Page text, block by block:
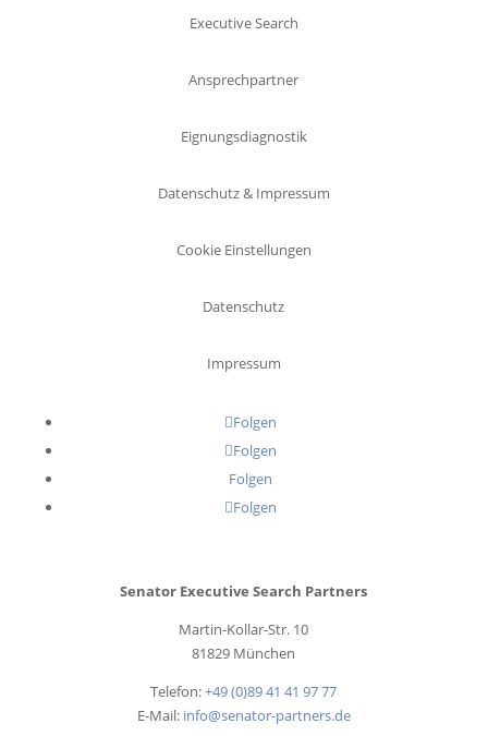
Executive Search
Ansprechpartner
Eignungsdiagnostik
Datenschutz & Impressum
Cookie Einstellungen
Datenschutz
Impressum
Folgen
Folgen
Folgen
Folgen
Senator Executive Search Partners
Martin-Kollar-Str. 10
81829 München
Telefon:+49 (0)89 41 41 97 77
E-Mail: info@senator-partners.de